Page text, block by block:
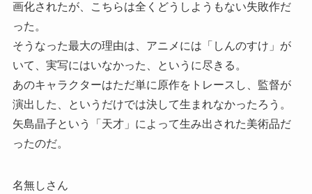
画化されたが、こちらは全くどうしようもない失敗作だ
った。
そうなった最大の理由は、アニメには「しんのすけ」が
いて、実写にはいなかった、というに尽きる。
あのキャラクターはただ単に原作をトレースし、監督が
演出した、というだけでは決して生まれなかったろう。
矢島晶子という「天才」によって生み出された美術品だ
ったのだ。
名無しさん